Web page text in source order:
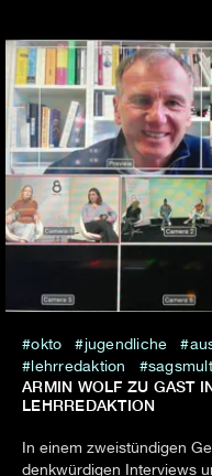
okto jugendliche
lehrredaktion
ARMIN WOLF ZU GAST
LEHRREDAKTION
In einem zweistündigen
denkwürdigen Interviews